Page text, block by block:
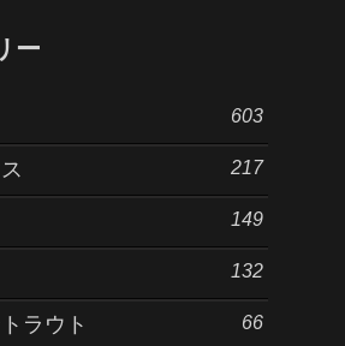
ー
603
217
149
132
ラウト 66